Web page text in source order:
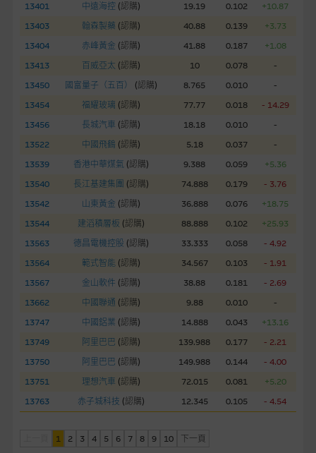
13401
中遠海控 (認購) 19.19 0.102
+10.87
13403
翰森製藥 (認購) 40.88 0.139
+3.73
13404
赤峰黃金 (認購) 41.88 0.187
+1.08
13413
百威亞太 (認購) 10 0.078
-
13450
國富量子（五百） (認購) 8.765 0.010
-
13454
福耀玻璃 (認購) 77.77 0.018
- 14.29
13456
長城汽車 (認購) 18.18 0.010
-
13522
中國飛鶴 (認購) 5.18 0.037
-
13539
香港中華煤氣 (認購) 9.388 0.059
+5.36
13540
長江基建集團 (認購) 74.888 0.179
- 3.76
13542
山東黃金 (認購) 36.888 0.076
+18.75
13544
建滔積層板 (認購) 88.888 0.102
+25.93
13563
德昌電機控股 (認購) 33.333 0.058
- 4.92
13564
範式智能 (認購) 34.567 0.103
- 1.91
13567
金山軟件 (認購) 38.88 0.181
- 2.69
13662
中國聯通 (認購) 9.88 0.010
-
13747
中國鋁業 (認購) 14.888 0.043
+13.16
13749
阿里巴巴 (認購) 139.988 0.177
- 2.21
13750
阿里巴巴 (認購) 149.988 0.144
- 4.00
13751
理想汽車 (認購) 72.015 0.081
+5.20
13763
赤子城科技 (認購) 12.345 0.105 - 4.54
1 2 3 4 5 6 7 8 9 10
下一頁
適，不作任何聲明。麥格理集團建議閣下自行向本網站述及或連
接的第三者查詢。此外，載有第三者網站的連結，不應視為該第
三者推介本網站。
本網站雖連接第三者管理的網站，但麥格理集團並非授權網站瀏
權。
經由本網站接觸到的軟件應用
部分可經本網站連結下載的軟件程式屬於第三者的產品。閣下使
用此等屬於第三者的軟件，須自負全責。此等軟件的使用，可能
受軟件持有人訂出的使用條款約束。
在法律容許的所有範圍內，麥格理集團概不承擔經由本網站使用
或下載任何軟件(不論是否屬於第三者)而引起的責任。麥格理集
團並且對此等軟件不作任何聲明，也不提供任何保證，特別是在
法律容許的所有範圍內，概不負責經由本網站使用或下載任何軟
件(不論是否屬於第三者)而出現電腦病毒或任何其他後果所導致
損)。
基本上市文件及補充上市文件
就有關MBL每次發行之認股證及/或牛熊證而言，認股證及/或牛
熊證之條款及條件以及發行商的財務與其他資料已載列於基本上
於本網站。